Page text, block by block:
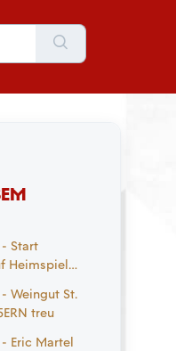
- Start
Heimspiel
Weingut St.
treu
- Eric Martel